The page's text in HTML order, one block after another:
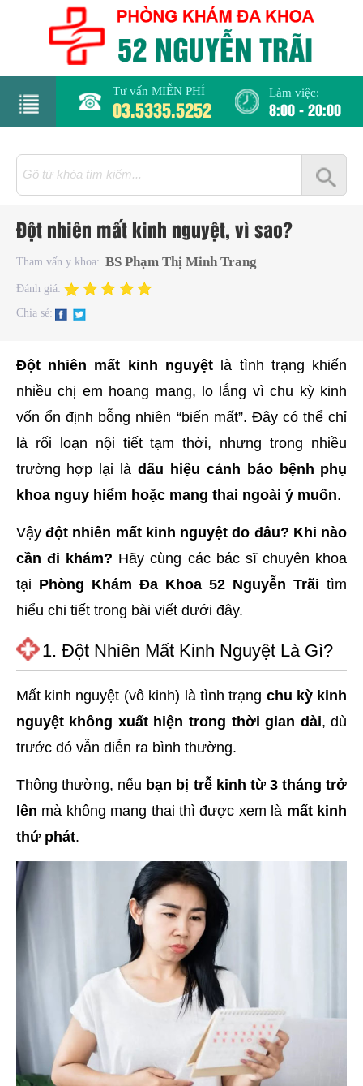
Tư vấn MIỄN PHÍ
03.5335.5252
Làm việc:
8:00 - 20:00
Đột nhiên mất kinh nguyệt, vì sao?
Tham vấn y khoa: BS Phạm Thị Minh Trang
Đánh giá:
Chia sẻ:
Đột nhiên mất kinh nguyệt là tình trạng khiến
nhiều chị em hoang mang, lo lắng vì chu kỳ kinh
vốn ổn định bỗng nhiên “biến mất”. Đây có thể chỉ
là rối loạn nội tiết tạm thời, nhưng trong nhiều
trường hợp lại làdấu hiệu cảnh báo bệnh phụ
khoa nguy hiểm hoặc mang thai ngoài ý muốn.
Vậy đột nhiên mất kinh nguyệt do đâu? Khi nào
cần đi khám? Hãy cùng các bác sĩ chuyên khoa
tại Phòng Khám Đa Khoa 52 Nguyễn Trãi tìm
hiểu chi tiết trong bài viết dưới đây.
1. Đột Nhiên Mất Kinh Nguyệt Là Gì?
Mất kinh nguyệt (vô kinh) là tình trạng chu kỳ kinh
nguyệt không xuất hiện trong thời gian dài, dù
trước đó vẫn diễn ra bình thường.
Thông thường, nếu bạn bị trễ kinh từ 3 tháng trở
lên mà không mang thai thì được xem là mất kinh
thứ phát.